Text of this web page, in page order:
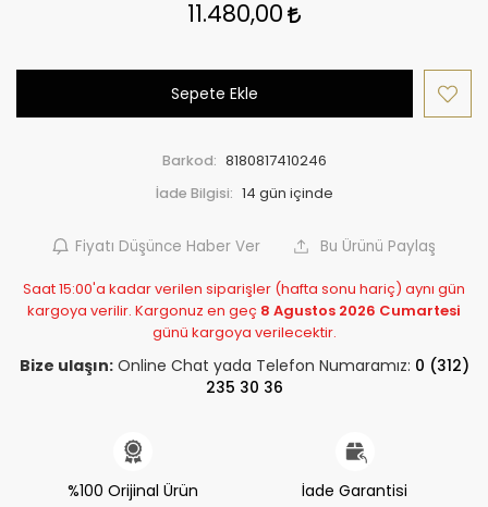
11.480,00
Sepete Ekle
Barkod: 8180817410246
İade Bilgisi:
Fiyatı Düşünce Haber Ver Bu Ürünü Paylaş
Saat 15:00'a kadar verilen siparişler (hafta sonu hariç) aynı gün
kargoya verilir. Kargonuz en geç 8 Agustos 2026 Cumartesi
günü kargoya verilecektir.
Bize ulaşın:Online Chat yada Telefon Numaramız: 0 (312)
235 30 36
%100 Orijinal Ürün
İade Garantisi